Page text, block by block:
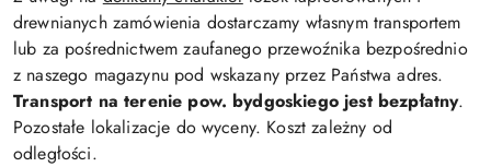
drewnianych zamówienia dostarczamy własnym transportem
lub za pośrednictwem zaufanego przewoźnika bezpośrednio
z naszego magazynu pod wskazany przez Państwa adres.
Transport na terenie pow. bydgoskiego jest bezpłatny.
Pozostałe lokalizacje do wyceny. Koszt zależny od
odległości.